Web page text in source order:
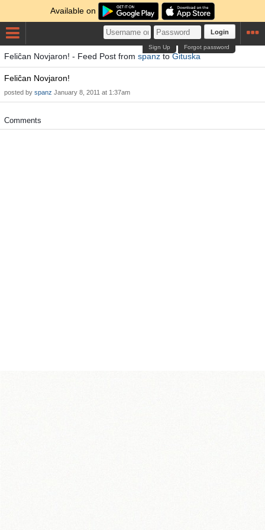
Available on
Login
Forgot password
Sign Up
Feliĉan Novjaron! - Feed Post from spanztoGituska
Feliĉan Novjaron!
posted by spanz January 8, 2011 at 1:37am
Comments